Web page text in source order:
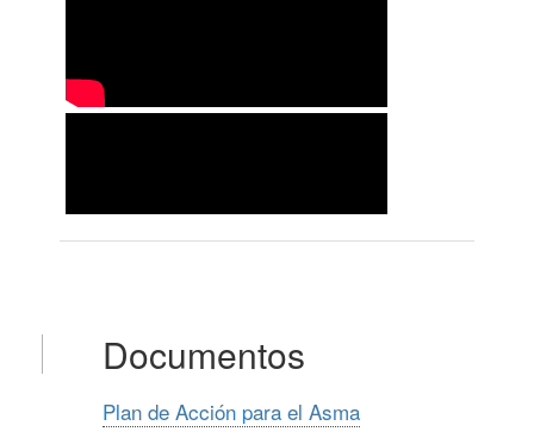
Documentos
Plan de Acción para el Asma